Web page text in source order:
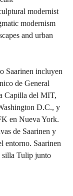
modernist
modernism
and urban
Saarinen incluyen
de General
Capilla del MIT,
D.C., y
en Nueva York.
de Saarinen y
entorno. Saarinen
silla Tulip junto